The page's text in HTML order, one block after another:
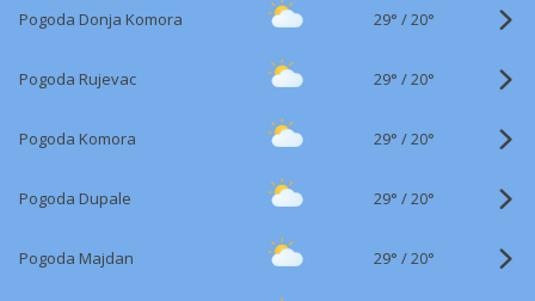
Pogoda Donja Komora 29° /20°
Pogoda Rujevac 29° /20°
Pogoda Komora 29° /20°
Pogoda Dupale 29° /20°
Pogoda Majdan 29° /20°